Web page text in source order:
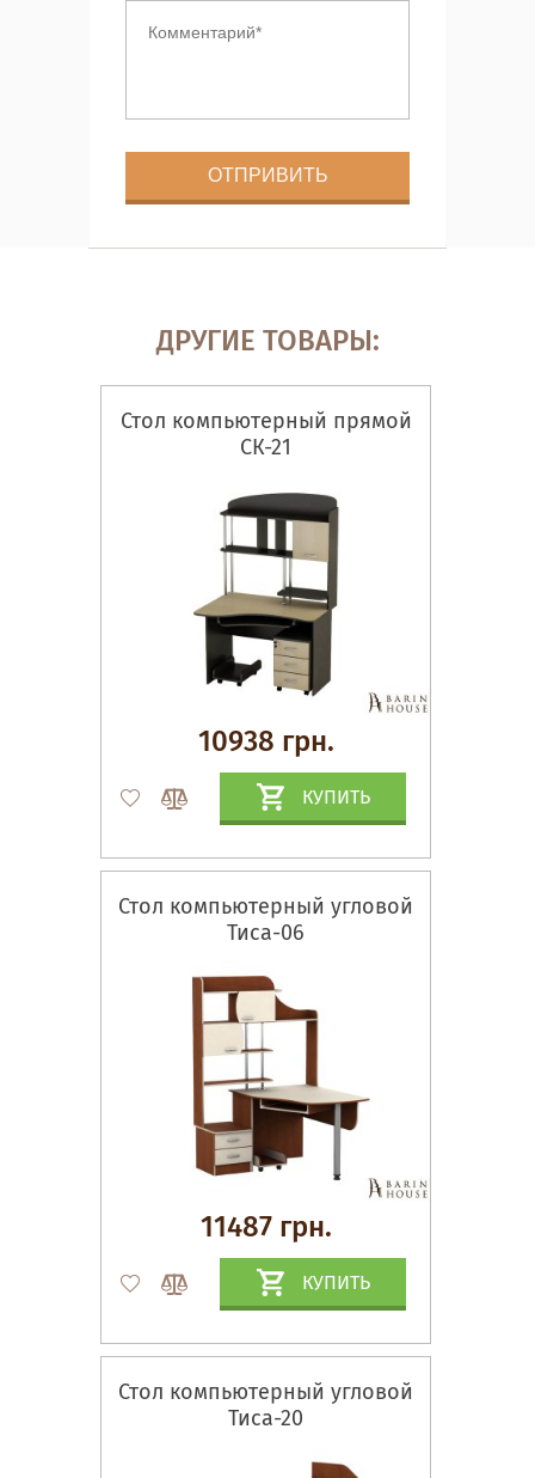
ДРУГИЕ ТОВАРЫ:
Стол компьютерный прямой
СК-21
10938 грн.
КУПИТЬ
Стол компьютерный угловой
Тиса-06
11487 грн.
КУПИТЬ
Стол компьютерный угловой
Тиса-20